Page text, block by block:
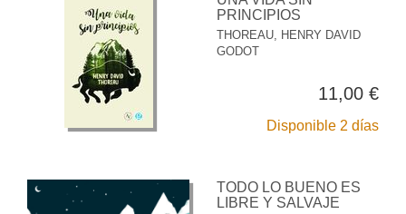
PRINCIPIOS
THOREAU, HENRY DAVID
GODOT
11,00 €
Disponible 2 días
TODO LO BUENO ES
LIBRE Y SALVAJE